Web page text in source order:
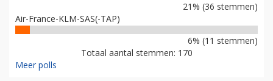
21% (36 stemmen)
Air-France-KLM-SAS(-TAP)
6% (11 stemmen)
Totaal aantal stemmen: 170
Meer polls